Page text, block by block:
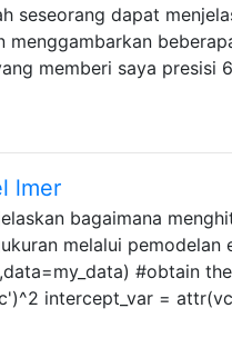
seseorang dapat
memberi saya presisi
lmer
bagaimana
melalui pemodelan
#obtain
intercept_var =